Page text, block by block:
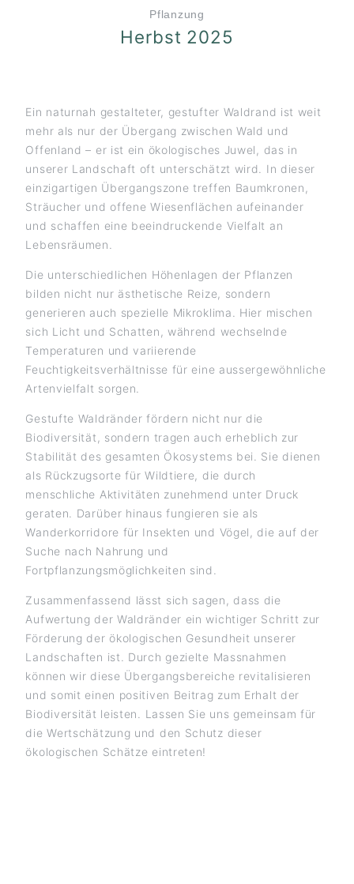
Herbst 2025
Pflanzung
Ein naturnah gestalteter, gestufter Waldrand ist weit
mehr als nur der Übergang zwischen Wald und
Offenland – er ist ein ökologisches Juwel, das in
unserer Landschaft oft unterschätzt wird. In dieser
einzigartigen Übergangszone treffen Baumkronen,
Sträucher und offene Wiesenflächen aufeinander
und schaffen eine beeindruckende Vielfalt an
Lebensräumen.
Die unterschiedlichen Höhenlagen der Pflanzen
bilden nicht nur ästhetische Reize, sondern
generieren auch spezielle Mikroklima. Hier mischen
sich Licht und Schatten, während wechselnde
Temperaturen und variierende
Feuchtigkeitsverhältnisse für eine aussergewöhnliche
Artenvielfalt sorgen.
Gestufte Waldränder fördern nicht nur die
Biodiversität, sondern tragen auch erheblich zur
Stabilität des gesamten Ökosystems bei. Sie dienen
als Rückzugsorte für Wildtiere, die durch
menschliche Aktivitäten zunehmend unter Druck
geraten. Darüber hinaus fungieren sie als
Wanderkorridore für Insekten und Vögel, die auf der
Suche nach Nahrung und
Fortpflanzungsmöglichkeiten sind.
Zusammenfassend lässt sich sagen, dass die
Aufwertung der Waldränder ein wichtiger Schritt zur
Förderung der ökologischen Gesundheit unserer
Landschaften ist. Durch gezielte Massnahmen
können wir diese Übergangsbereiche revitalisieren
und somit einen positiven Beitrag zum Erhalt der
Biodiversität leisten. Lassen Sie uns gemeinsam für
die Wertschätzung und den Schutz dieser
ökologischen Schätze eintreten!